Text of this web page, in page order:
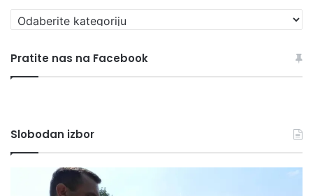
Pregledaj
sve
Pratite nas na Facebook
Slobodan izbor
PLITVIČKA